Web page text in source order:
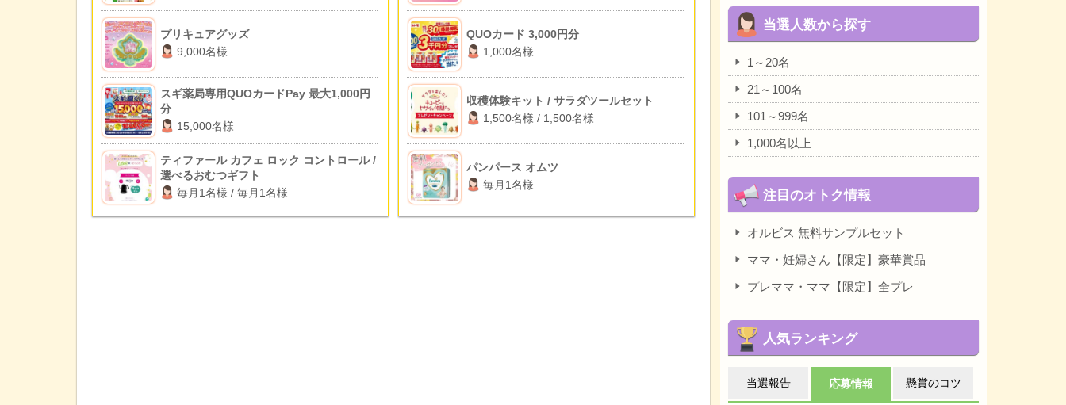
プリキュアグッズ
9,000名様
スギ薬局専用QUOカードPay 最大1,000円
分
15,000名様
ティファール カフェ ロック コントロール /
選べるおむつギフト
毎月1名様 / 毎月1名様
QUOカード 3,000円分
1,000名様
収穫体験キット / サラダツールセット
1,500名様 / 1,500名様
パンパース オムツ
毎月1名様
当選人数から探す
1～20名
21～100名
101～999名
1,000名以上
注目のオトク情報
オルビス 無料サンプルセット
ママ・妊婦さん【限定】豪華賞品
プレママ・ママ【限定】全プレ
人気ランキング
当選報告 応募情報 懸賞のコツ